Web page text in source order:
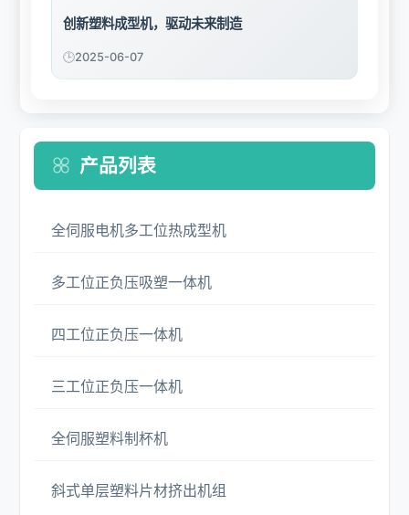
产品列表
全伺服电机多工位热成型机
多工位正负压吸塑一体机
四工位正负压一体机
三工位正负压一体机
全伺服塑料制杯机
斜式单层塑料片材挤出机组
创新塑料成型机，驱动未来制造
2025-06-07